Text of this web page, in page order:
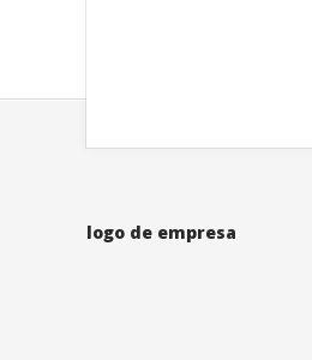
logo de empresa